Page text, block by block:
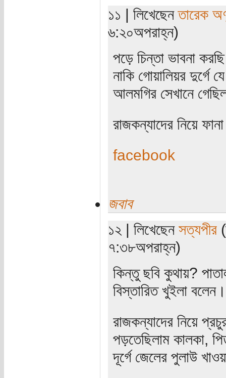
১১ | লিখেছেনতারেক
৬:২০অপরাহ্ন)
পড়ে চিন্তা ভাবনা
নাকি গোয়ালিয়র দুর্গে
আলমগির সেখানে
রাজকন্যাদের নিয়ে
facebook
জবাব
১২ | লিখেছেন সত্যপীর
৭:৩৮অপরাহ্ন)
কিন্তু ছবি কুথায়?
বিস্তারিত খুইলা বলেন।
রাজকন্যাদের নিয়ে
পড়তেছিলাম কালকা,
দূর্গে জেলের পুলাউ